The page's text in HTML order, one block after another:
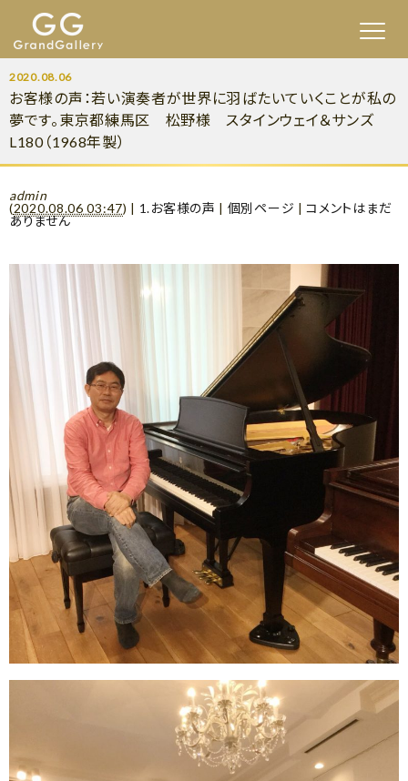
2020.08.06
お客様の声：若い演奏者が世界に羽ばたいていくことが私の
夢です。東京都練馬区 松野様 スタインウェイ＆サンズ
L180（1968年製）
admin
(2020.08.06 03:47) | 1.お客様の声 | 個別ページ |コメントはまだ
ありません